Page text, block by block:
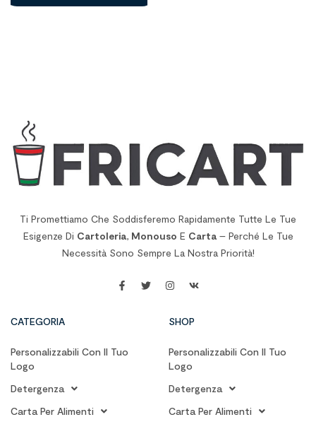
Ti Promettiamo Che Soddisferemo Rapidamente Tutte Le Tue
Esigenze Di Cartoleria, Monouso E Carta– Perché Le Tue
Necessità Sono Sempre La Nostra Priorità!
CATEGORIA
Personalizzabili Con Il Tuo
Logo
Detergenza
Carta Per Alimenti
SHOP
Personalizzabili Con Il Tuo
Logo
Detergenza
Carta Per Alimenti